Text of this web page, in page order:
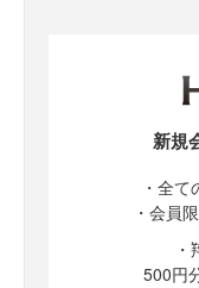
新規
・全
・会員
500円